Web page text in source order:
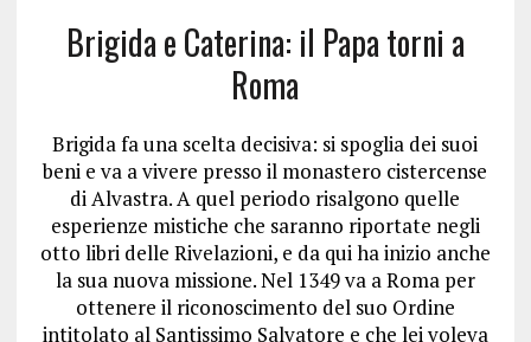
Brigida e Caterina: il Papa torni a
Roma
Brigida fa una scelta decisiva: si spoglia dei suoi
beni e va a vivere presso il monastero cistercense
di Alvastra. A quel periodo risalgono quelle
esperienze mistiche che saranno riportate negli
otto libri delle Rivelazioni, e da qui ha inizio anche
la sua nuova missione. Nel 1349 va a Roma per
ottenere il riconoscimento del suo Ordine
intitolato al Santissimo Salvatore e che lei voleva